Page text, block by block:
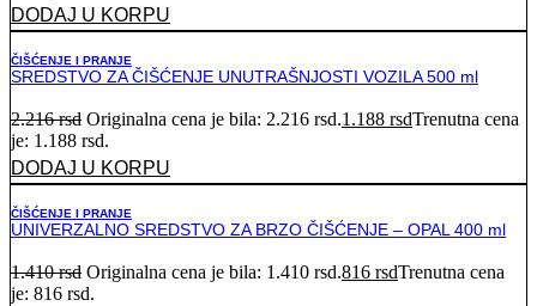
DODAJ U KORPU
ČIŠĆENJE I PRANJE
SREDSTVO ZA ČIŠĆENJE UNUTRAŠNJOSTI VOZILA 500 ml
2.216rsd Originalna cena je bila: 2.216 rsd.1.188 rsdTrenutna cena
je: 1.188 rsd.
DODAJ U KORPU
ČIŠĆENJE I PRANJE
UNIVERZALNO SREDSTVO ZA BRZO ČIŠĆENJE – OPAL 400 ml
1.410rsd Originalna cena je bila: 1.410 rsd.816 rsdTrenutna cena
je: 816 rsd.